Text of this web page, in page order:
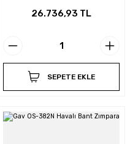
26.736,93 TL
SEPETE EKLE